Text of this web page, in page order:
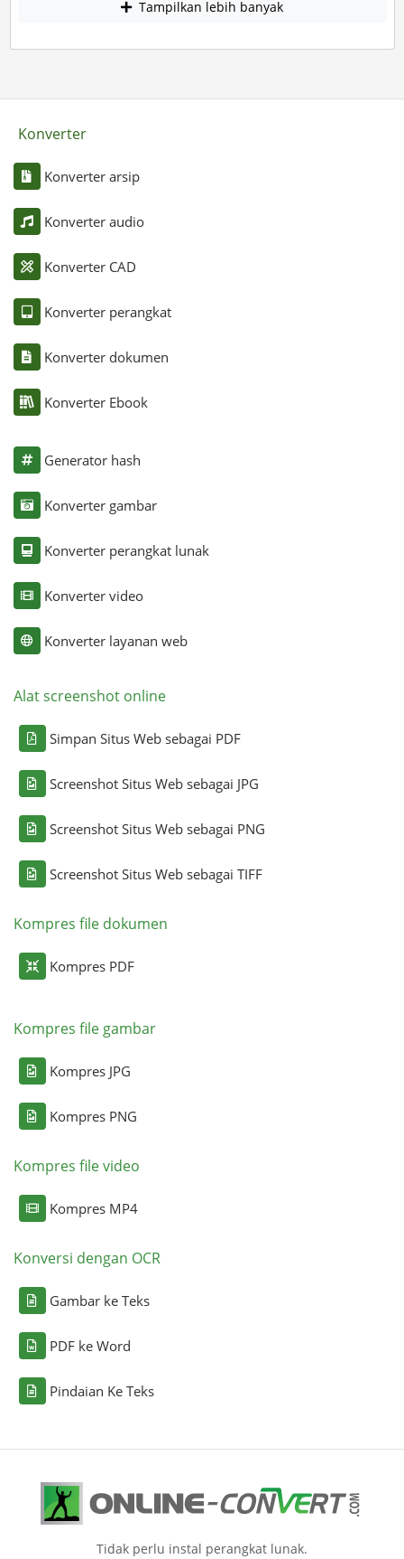
Tampilkan lebih banyak
Konverter
Konverter arsip
Konverter audio
Konverter CAD
Konverter perangkat
Konverter dokumen
Konverter Ebook
Generator hash
Konverter gambar
Konverter perangkat lunak
Konverter video
Konverter layanan web
Alat screenshot online
Simpan Situs Web sebagai PDF
Screenshot Situs Web sebagai JPG
Screenshot Situs Web sebagai PNG
Screenshot Situs Web sebagai TIFF
Kompres file dokumen
Kompres PDF
Kompres file gambar
Kompres JPG
Kompres PNG
Kompres file video
Kompres MP4
Konversi dengan OCR
Gambar ke Teks
PDF ke Word
Pindaian Ke Teks
Tidak perlu instal perangkat lunak.